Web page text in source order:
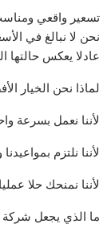
تسعير واقعي
نحن لا نبالغ في
عادلا يعكس حالتها
لماذا نحن الخيار
لأننا نعمل بسرعة
لأننا نلتزم
لأننا نمنحك حلا
ما الذي يجعل شركة